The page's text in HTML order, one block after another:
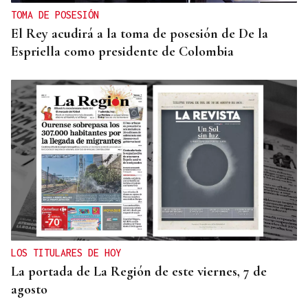
TOMA DE POSESIÓN
El Rey acudirá a la toma de posesión de De la
Espriella como presidente de Colombia
LOS TITULARES DE HOY
La portada de La Región de este viernes, 7 de
agosto